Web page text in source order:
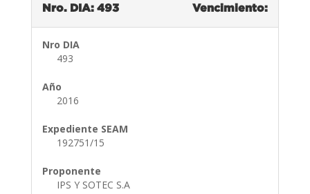
Nro. DIA: 493 Vencimiento:
Nro DIA
493
Año
2016
Expediente SEAM
192751/15
Proponente
IPS Y SOTEC S.A